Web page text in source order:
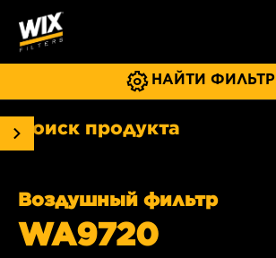
НАЙТИ ФИЛЬТР
Поиск продукта
Воздушный фильтр
WA9720